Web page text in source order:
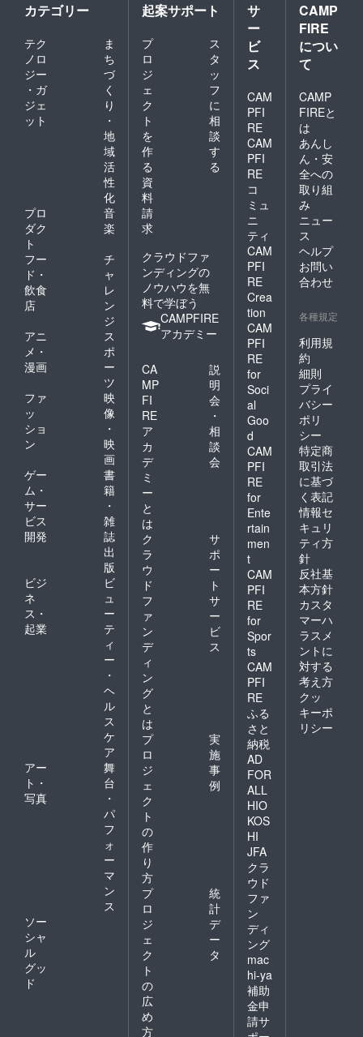
カテゴリー
テク
ノロ
ジー
・ガ
ジェ
ット
ま
ち
づ
く
り
・
地
域
活
性
化
プロ
ダク
ト
音
楽
フー
ド・
飲食
店
チ
ャ
レ
ン
ジ
アニ
メ・
漫画
ス
ポ
ー
ツ
ファ
ッ
ショ
ン
映
像
・
映
画
ゲー
ム・
サー
ビス
開発
書
籍
・
雑
誌
出
版
ビジ
ネ
ス・
起業
ビ
ュ
ー
テ
ィ
ー
・
ヘ
ル
ス
ケ
ア
アー
ト・
写真
舞
台
・
パ
フ
ォ
ー
マ
ン
ス
ソー
シャ
ル
グッ
ド
起案サポート
プ
ロ
ジ
ェ
ク
ト
を
作
る
ス
タ
ッ
フ
に
相
談
す
る
資
料
請
求
クラウドファ
ンディングの
ノウハウを無
料で学ぼう
CAMPFIRE
アカデミー
CA
MP
FI
RE
ア
カ
デ
ミ
ー
と
は
説
明
会
・
相
談
会
ク
ラ
ウ
ド
フ
ァ
ン
デ
ィ
ン
グ
と
は
サ
ポ
ー
ト
サ
ー
ビ
ス
プ
ロ
ジ
ェ
ク
ト
の
作
り
方
実
施
事
例
プ
ロ
ジ
ェ
ク
ト
の
広
め
方
統
計
デ
ー
タ
サ
ー
ビ
ス
CAM
PFI
RE
CAM
PFI
RE
コ
ミュ
ニ
ティ
CAM
PFI
RE
Crea
tion
CAM
PFI
RE
for
Soci
al
Goo
d
CAM
PFI
RE
for
Ente
rtain
men
t
CAM
PFI
RE
for
Spor
ts
CAM
PFI
RE
ふる
さと
納税
AD
FOR
ALL
HIO
KOS
HI
JFA
クラ
ウド
ファ
ン
ディ
ング
mac
hi-ya
補助
金申
請サ
CAMP
FIRE
につい
て
CAMP
FIREと
は
あんし
ん・安
全への
取り組
み
ニュー
ス
ヘルプ
お問い
合わせ
各種規定
利用規
約
細則
プライ
バシー
ポリ
シー
特定商
取引法
に基づ
く表記
情報セ
キュリ
ティ方
針
反社基
本方針
カスタ
マーハ
ラスメ
ントに
対する
考え方
クッ
キーポ
リシー